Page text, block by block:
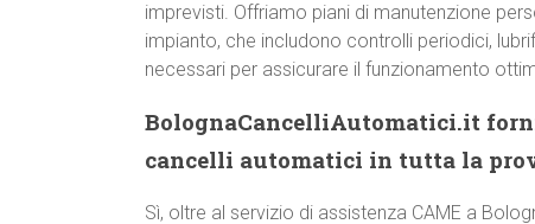
imprevisti. Offriamo piani di manutenzione
impianto, che includono controlli periodici,
necessari per assicurare il funzionamento
BolognaCancelliAutomatici.it
cancelli automatici in tutta la
Sì, oltre al servizio di assistenza CAME a